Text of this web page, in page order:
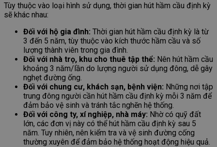
Tùy thuộc vào loại hình sử dụng, thời gian hút hầm cầu định kỳ
sẽ khác nhau:
Đối với hộ gia đình: Thời gian hút hầm cầu định kỳ là từ
3 đến 5 năm, tùy thuộc vào kích thước hầm cầu và số
lượng thành viên trong gia đình.
Đối với nhà trọ, khu cho thuê tập thể: Nên hút hầm cầu
khoảng 3 năm/lần do lượng người sử dụng đông, dễ gây
nghẹt đường ống.
Đối với chung cư, khách sạn, bệnh viện: Những nơi tập
trung đông người cần hút hầm cầu định kỳ mỗi 3 năm để
đảm bảo vệ sinh và tránh tắc nghẽn hệ thống.
Đối với công ty, xí nghiệp, nhà máy: Nhờ có quỹ đất
lớn, các đơn vị này có thể hút hầm cầu định kỳ sau 5
năm. Tuy nhiên, nên kiểm tra và vệ sinh đường cống
thường xuyên để đảm bảo hệ thống hoạt động hiệu quả.